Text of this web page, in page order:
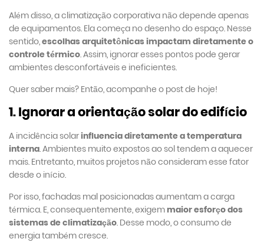
Além disso, a climatização corporativa não depende apenas
de equipamentos. Ela começa no desenho do espaço. Nesse
sentido,escolhas arquitetônicas impactam diretamente o
controle térmico. Assim, ignorar esses pontos pode gerar
ambientes desconfortáveis e ineficientes.
Quer saber mais? Então, acompanhe o post de hoje!
1. Ignorar a orientação solar do edifício
A incidência solarinfluencia diretamente a temperatura
interna. Ambientes muito expostos ao sol tendem a aquecer
mais. Entretanto, muitos projetos não consideram esse fator
desde o início.
Por isso, fachadas mal posicionadas aumentam a carga
térmica. E, consequentemente, exigem maior esforço dos
sistemas de climatização. Desse modo, o consumo de
energia também cresce.